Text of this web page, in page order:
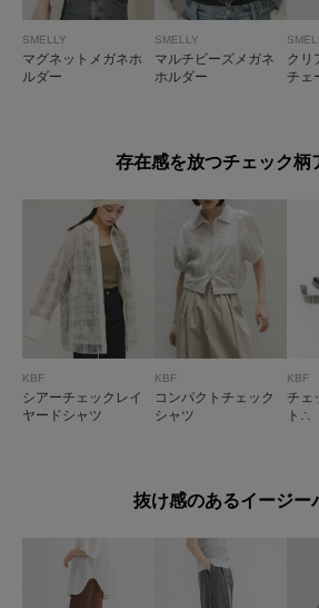
SMELLY
マグネットメガネホ
ルダー
SMELLY
マルチビーズメガネ
ホルダー
クリ
チェ
存在感を放つチェック柄
KBF
シアーチェックレイ
ヤードシャツ
KBF
コンパクトチェック
シャツ
KBF
チェ
ト∴
抜け感のあるイージー